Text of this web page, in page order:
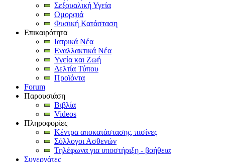
Σεξουαλική Υγεία
Ομορφιά
Φυσική Κατάσταση
Επικαιρότητα
Ιατρικά Νέα
Εναλλακτικά Νέα
Υγεία και Ζωή
Δελτία Τύπου
Προϊόντα
Forum
Παρουσιάση
Βιβλία
Videos
Πληροφορίες
Κέντρα αποκατάστασης, πισίνες
Σύλλογοι Ασθενών
Τηλέφωνα για υποστήριξη - βοήθεια
Συνεργάτες